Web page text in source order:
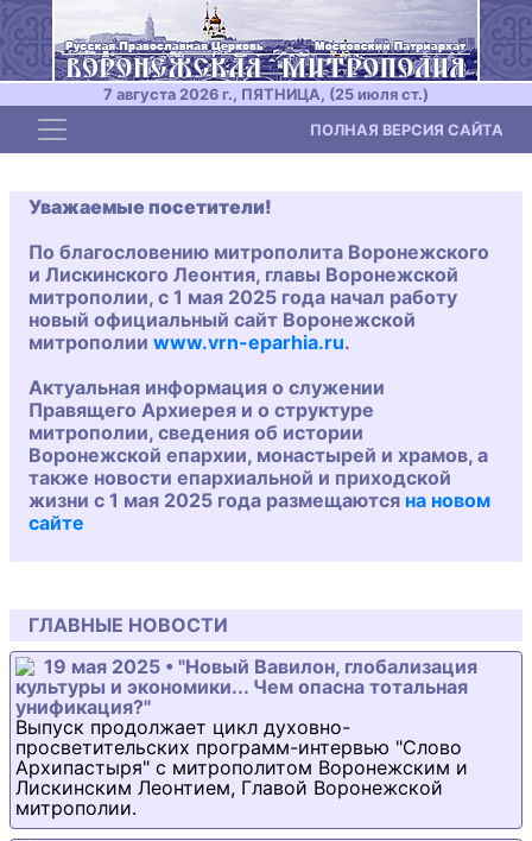
7 августа 2026 г., ПЯТНИЦА, (25 июля ст.)
Toggle navigation ПОЛНАЯ ВЕРСИЯ САЙТА
Уважаемые посетители!
По благословению митрополита Воронежского
и Лискинского Леонтия, главы Воронежской
митрополии, с 1 мая 2025 года начал работу
новый официальный сайт Воронежской
митрополии www.vrn-eparhia.ru.
Актуальная информация о служении
Правящего Архиерея и о структуре
митрополии, сведения об истории
Воронежской епархии, монастырей и храмов, а
также новости епархиальной и приходской
жизни с 1 мая 2025 года размещаются на новом
сайте
ГЛАВНЫЕ НОВОСТИ
19 мая 2025 • "Новый Вавилон, глобализация
культуры и экономики... Чем опасна тотальная
унификация?"
Выпуск продолжает цикл духовно-
просветительских программ-интервью "Слово
Архипастыря" с митрополитом Воронежским и
Лискинским Леонтием, Главой Воронежской
митрополии.